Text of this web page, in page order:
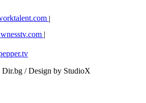
|
wnesstv.com |
/ Design by StudioX